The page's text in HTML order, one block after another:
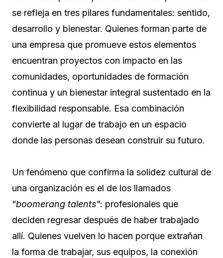
se refleja en tres pilares fundamentales: sentido,
desarrollo y bienestar. Quienes forman parte de
una empresa que promueve estos elementos
encuentran proyectos con impacto en las
comunidades, oportunidades de formación
continua y un bienestar integral sustentado en la
flexibilidad responsable. Esa combinación
convierte al lugar de trabajo en un espacio
donde las personas desean construir su futuro.
Un fenómeno que confirma la solidez cultural de
una organización es el de los llamados
“boomerang talents”: profesionales que
deciden regresar después de haber trabajado
allí. Quienes vuelven lo hacen porque extrañan
la forma de trabajar, sus equipos, la conexión